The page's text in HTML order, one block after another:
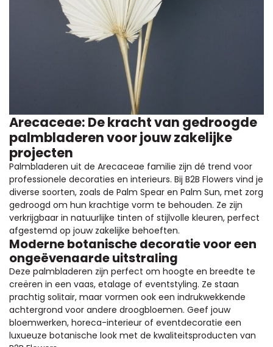
Arecaceae: De kracht van gedroogde
palmbladeren voor jouw zakelijke
projecten
Palmbladeren uit de Arecaceae familie zijn dé trend voor
professionele decoraties en interieurs. Bij B2B Flowers vind je
diverse soorten, zoals de Palm Spear en Palm Sun, met zorg
gedroogd om hun krachtige vorm te behouden. Ze zijn
verkrijgbaar in natuurlijke tinten of stijlvolle kleuren, perfect
afgestemd op jouw zakelijke behoeften.
Moderne botanische decoratie voor een
ongeëvenaarde uitstraling
Deze palmbladeren zijn perfect om hoogte en breedte te
creëren in een vaas, etalage of eventstyling. Ze staan
prachtig solitair, maar vormen ook een indrukwekkende
achtergrond voor andere droogbloemen. Geef jouw
bloemwerken, horeca-interieur of eventdecoratie een
luxueuze botanische look met de kwaliteitsproducten van